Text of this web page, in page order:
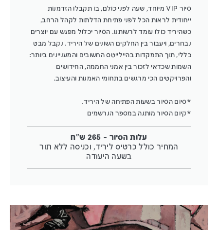
סיור VIP מיוחד, שעה לפני כולם, בו תקבלו הזדמנות
ייחודית לראות הכל לפני פתיחת הדלתות לקהל הרחב,
כשהיריד כולו עומד לרשותנו. הסיור יכלול מפגש עם יוצרים
נבחרים, ויעבור בין החלקים השונים של היריד. נקבל מבט
כללי, תוך התמקדות בהיילייטס החשובים והמעניינים ביותר:
השמות שכדאי לזכור בין אמני החממה, החידושים
והפרויקטים הכי מרגשים בתחומי האמנות והעיצוב.
*סיום הסיור בשעות הפתיחה של היריד.
*קיום הסיור מותנה במספר הנרשמים
עלות הסיור - 265 ש"ח
המחיר כולל כרטיס ליריד, וכניסה ללא תור
בשעה היעודה